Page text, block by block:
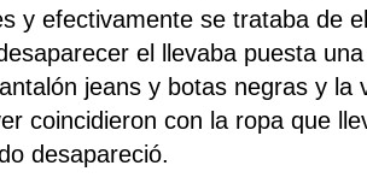
y efectivamente se trataba de
el llevaba puesta
jeans y botas negras y la
coincidieron con la ropa que
desapareció.